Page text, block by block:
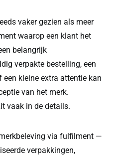
vaker gezien als meer
waarop een klant het
belangrijk
verpakte bestelling, een
kleine extra attentie kan
van het merk.
vaak in de details.
via fulfilment —
verpakkingen,